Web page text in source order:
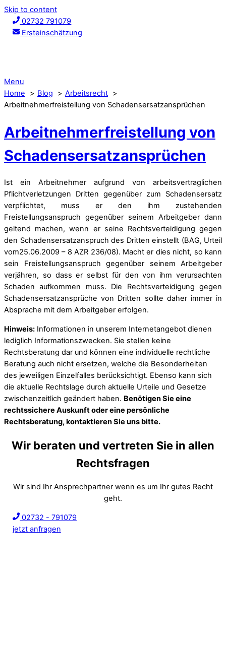
Skip to content
02732 791079
Ersteinschätzung
Menu
Home
Blog
Arbeitsrecht
Arbeitnehmerfreistellung von Schadensersatzansprüchen
Arbeitnehmerfreistellung von
Schadensersatzansprüchen
Ist ein Arbeitnehmer aufgrund von arbeitsvertraglichen
Pflichtverletzungen Dritten gegenüber zum Schadensersatz
verpflichtet, muss er den ihm zustehenden
Freistellungsanspruch gegenüber seinem Arbeitgeber dann
geltend machen, wenn er seine Rechtsverteidigung gegen
den Schadensersatzanspruch des Dritten einstellt (BAG, Urteil
vom25.06.2009 – 8 AZR 236/08). Macht er dies nicht, so kann
sein Freistellungsanspruch gegenüber seinem Arbeitgeber
verjähren, so dass er selbst für den von ihm verursachten
Schaden aufkommen muss. Die Rechtsverteidigung gegen
Schadensersatzansprüche von Dritten sollte daher immer in
Absprache mit dem Arbeitgeber erfolgen.
Hinweis: Informationen in unserem Internetangebot dienen
lediglich Informationszwecken. Sie stellen keine
Rechtsberatung dar und können eine individuelle rechtliche
Beratung auch nicht ersetzen, welche die Besonderheiten
des jeweiligen Einzelfalles berücksichtigt. Ebenso kann sich
die aktuelle Rechtslage durch aktuelle Urteile und Gesetze
zwischenzeitlich geändert haben. Benötigen Sie eine
rechtssichere Auskunft oder eine persönliche
Rechtsberatung, kontaktieren Sie uns bitte.
Wir beraten und vertreten Sie in allen
Rechtsfragen
Wir sind Ihr Ansprechpartner wenn es um Ihr gutes Recht
geht.
02732 - 791079
jetzt anfragen